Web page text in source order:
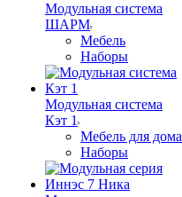
Модульная система
ШАРМ
Мебель
Наборы
Модульная система
Кэт 1
Мебель для дома
Наборы